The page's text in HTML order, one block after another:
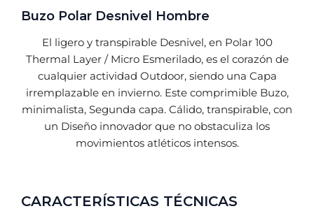
Buzo Polar Desnivel Hombre
El ligero y transpirable Desnivel, en Polar 100
Thermal Layer / Micro Esmerilado, es el corazón de
cualquier actividad Outdoor, siendo una Capa
irremplazable en invierno. Este comprimible Buzo,
minimalista, Segunda capa. Cálido, transpirable, con
un Diseño innovador que no obstaculiza los
movimientos atléticos intensos.
CARACTERÍSTICAS TÉCNICAS